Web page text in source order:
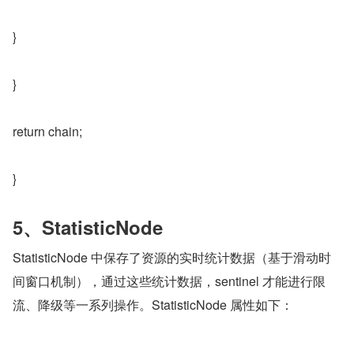
}
}
return chain;
}
5、StatisticNode
StatisticNode 中保存了资源的实时统计数据（基于滑动时
间窗口机制），通过这些统计数据，sentinel 才能进行限
流、降级等一系列操作。StatisticNode 属性如下：